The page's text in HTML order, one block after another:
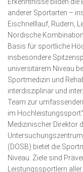
anderer Sportarten –
Eischnelllauf, Rudern,
Nordische
Basis für sportliche
insbesondere
universitärem Niveau
Sportmedizin und
interdisziplinär und
Team zur
im
Medizinischer Direktor
(DOSB) bietet die
Niveau. Ziele sind
Leistungssportlern